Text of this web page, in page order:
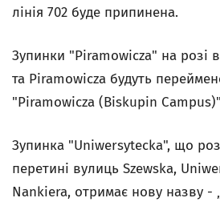
лінія 702 буде припинена.
Зупинки "Piramowicza" на розі
та Piramowicza будуть
"Piramowicza (Biskupin
Зупинка "Uniwersytecka", що
перетині вулиць Szewska,
Nankiera, отримає нову назву -